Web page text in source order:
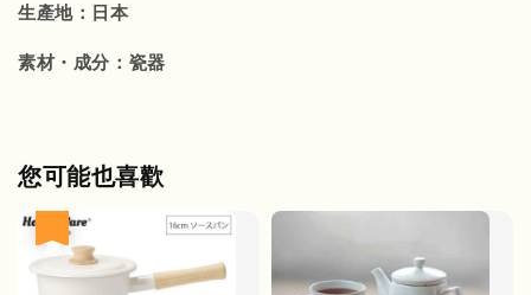
生產地：日本
素材・成分：瓷器
您可能也喜歡